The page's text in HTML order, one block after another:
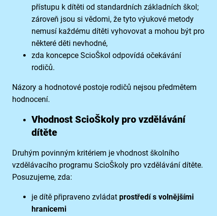
přístupu k dítěti od standardních základních škol;
zároveň jsou si vědomi, že tyto výukové metody
nemusí každému dítěti vyhovovat a mohou být pro
některé děti nevhodné,
zda koncepce ScioŠkol odpovídá očekávání
rodičů.
Názory a hodnotové postoje rodičů nejsou předmětem
hodnocení.
Vhodnost ScioŠkoly pro vzdělávání
dítěte
Druhým povinným kritériem je vhodnost školního
vzdělávacího programu ScioŠkoly pro vzdělávání dítěte.
Posuzujeme, zda:
je dítě připraveno zvládat prostředí s volnějšími
hranicemi